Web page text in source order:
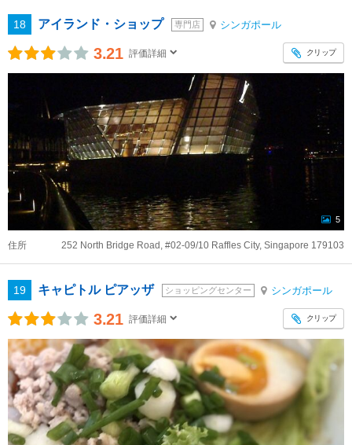
18 アイランド・ショップ 専門店 シンガポール
3.21 評価詳細 クリップ
5
住所 252 North Bridge Road, #02-09/10 Raffles City, Singapore 179103
19 キャピトル ピアッザ ショッピングセンター シンガポール
3.21 評価詳細 クリップ